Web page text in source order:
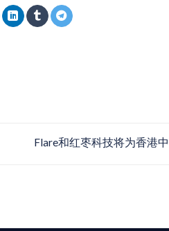
Flare和红枣科技将为香港